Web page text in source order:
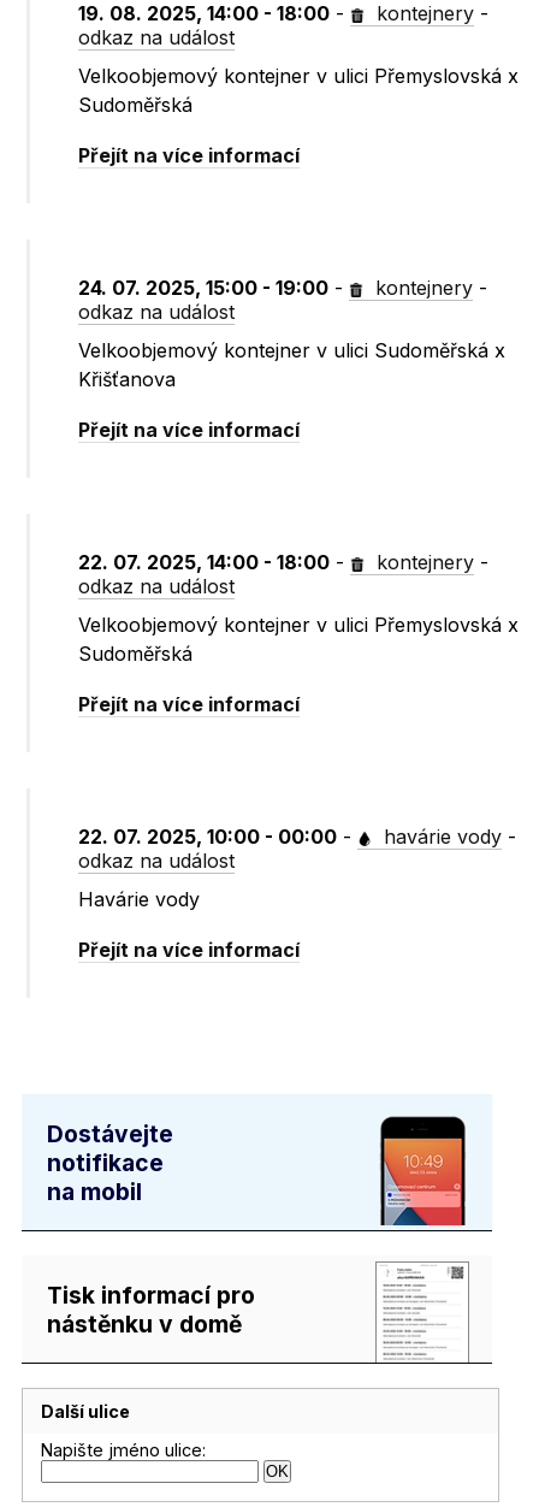
19. 08. 2025, 14:00 - 18:00 - kontejnery -
odkaz na událost
Velkoobjemový kontejner v ulici Přemyslovská x
Sudoměřská
Přejít na více informací
24. 07. 2025, 15:00 - 19:00 - kontejnery -
odkaz na událost
Velkoobjemový kontejner v ulici Sudoměřská x
Křišťanova
Přejít na více informací
22. 07. 2025, 14:00 - 18:00 - kontejnery -
odkaz na událost
Velkoobjemový kontejner v ulici Přemyslovská x
Sudoměřská
Přejít na více informací
22. 07. 2025, 10:00 - 00:00 - havárie vody -
odkaz na událost
Havárie vody
Přejít na více informací
Dostávejte
notifikace
na mobil
Tisk informací pro
nástěnku v domě
Další ulice
Napište jméno ulice: